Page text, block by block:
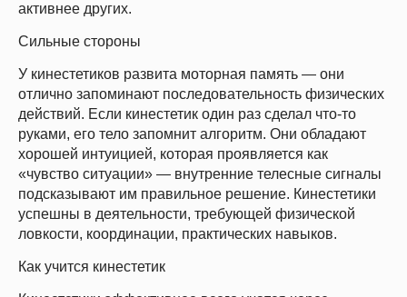
активнее других.
Сильные стороны
У кинестетиков развита моторная память — они
отлично запоминают последовательность физических
действий. Если кинестетик один раз сделал что-то
руками, его тело запомнит алгоритм. Они обладают
хорошей интуицией, которая проявляется как
«чувство ситуации» — внутренние телесные сигналы
подсказывают им правильное решение. Кинестетики
успешны в деятельности, требующей физической
ловкости, координации, практических навыков.
Как учится кинестетик